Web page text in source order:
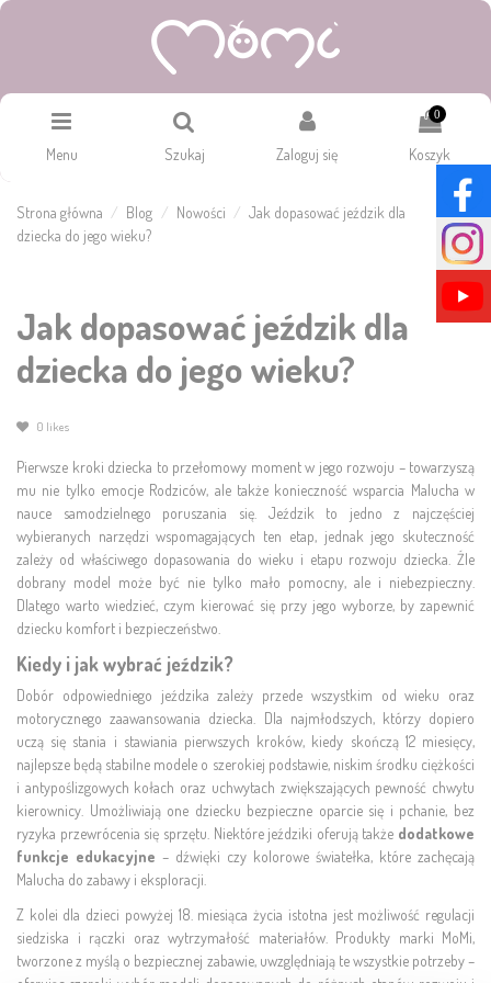
Menu Szukaj Zaloguj się
0
Koszyk
Strona główna Blog Nowości
Jak dopasować jeździk dla
dziecka do jego wieku?
Jak dopasować jeździk dla
dziecka do jego wieku?
0 likes
Pierwsze kroki dziecka to przełomowy moment w jego rozwoju – towarzyszą
mu nie tylko emocje Rodziców, ale także konieczność wsparcia Malucha w
nauce samodzielnego poruszania się. Jeździk to jedno z najczęściej
wybieranych narzędzi wspomagających ten etap, jednak jego skuteczność
zależy od właściwego dopasowania do wieku i etapu rozwoju dziecka. Źle
dobrany model może być nie tylko mało pomocny, ale i niebezpieczny.
Dlatego warto wiedzieć, czym kierować się przy jego wyborze, by zapewnić
dziecku komfort i bezpieczeństwo.
Kiedy i jak wybrać jeździk?
Dobór odpowiedniego jeździka zależy przede wszystkim od wieku oraz
motorycznego zaawansowania dziecka. Dla najmłodszych, którzy dopiero
uczą się stania i stawiania pierwszych kroków, kiedy skończą 12 miesięcy,
najlepsze będą stabilne modele o szerokiej podstawie, niskim środku ciężkości
i antypoślizgowych kołach oraz uchwytach zwiększających pewność chwytu
kierownicy. Umożliwiają one dziecku bezpieczne oparcie się i pchanie, bez
ryzyka przewrócenia się sprzętu. Niektóre jeździki oferują także dodatkowe
funkcje edukacyjne – dźwięki czy kolorowe światełka, które zachęcają
Malucha do zabawy i eksploracji.
Z kolei dla dzieci powyżej 18. miesiąca życia istotna jest możliwość regulacji
siedziska i rączki oraz wytrzymałość materiałów. Produkty marki MoMi,
tworzone z myślą o bezpiecznej zabawie, uwzględniają te wszystkie potrzeby –